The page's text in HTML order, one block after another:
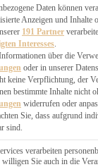
CHUTNEYS
Daten können
Anzeigen und Inhalte
191 Partner
Interesses
über die
oder in unserer
keine Verpflichtung, der
bestimmte Inhalte nicht
widerrufen oder
Sie, dass aufgrund
sind.
verarbeiten
willigen Sie auch in die